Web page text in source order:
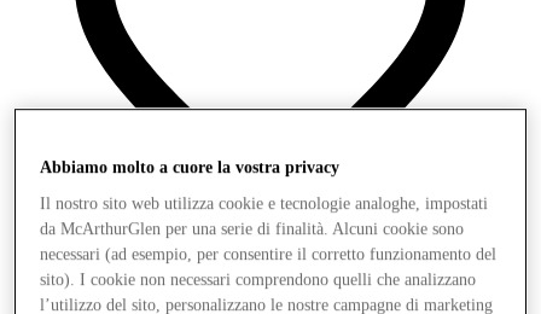
Abbiamo molto a cuore la vostra privacy
Il nostro sito web utilizza cookie e tecnologie analoghe, impostati
da McArthurGlen per una serie di finalità. Alcuni cookie sono
necessari (ad esempio, per consentire il corretto funzionamento del
sito). I cookie non necessari comprendono quelli che analizzano
l’utilizzo del sito, personalizzano le nostre campagne di marketing